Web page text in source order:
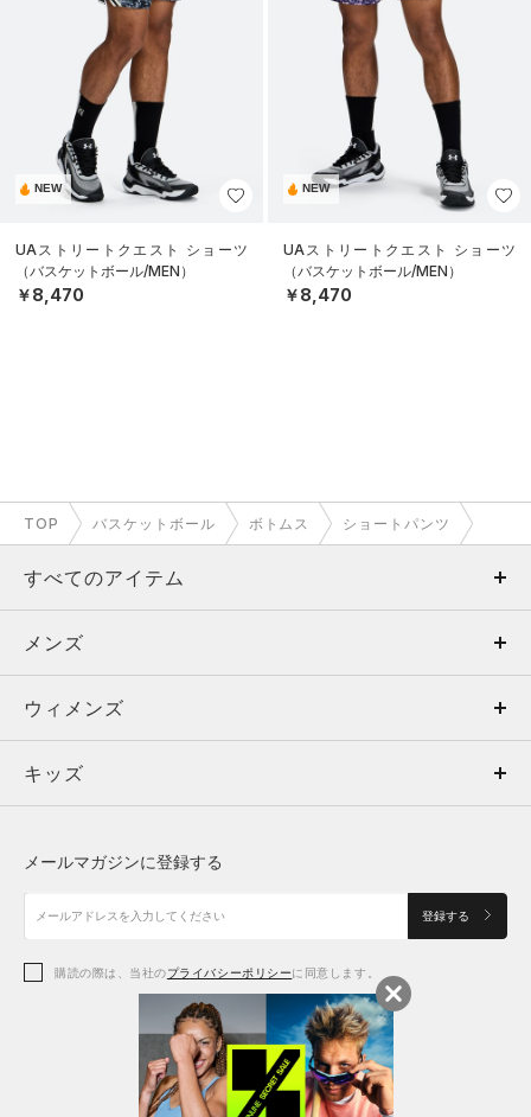
NEW
UAストリートクエスト ショーツ
（バスケットボール/MEN）
￥8,470
NEW
UAストリートクエスト ショーツ
（バスケットボール/MEN）
￥8,470
TOP バスケットボール ボトムス ショートパンツ
すべてのアイテム
メンズ
ウィメンズ
キッズ
アクセサリー
メンズ
トップス
ボトムス
アクセサリー
ウィメンズ
トップス
シューズ
アクセサリー
レギンス＆タイツ
キッズ
シューズ
メールマガジンに登録する
登録する
購読の際は、当社のプライバシーポリシーに同意します。